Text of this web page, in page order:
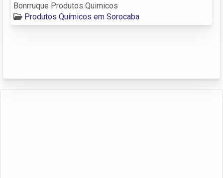
Bonrruque Produtos Quimicos
Produtos Químicos em Sorocaba